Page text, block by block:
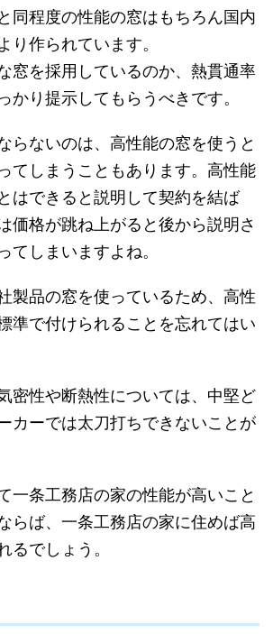
同程度の性能の窓はもちろん国内
り作られています。
窓を採用しているのか、熱貫通率
かり提示してもらうべきです。
らないのは、高性能の窓を使うと
てしまうこともあります。高性能
はできると説明して契約を結ば
価格が跳ね上がると後から説明さ
てしまいますよね。
製品の窓を使っているため、高性
準で付けられることを忘れてはい
密性や断熱性については、中堅ど
カーでは太刀打ちできないことが
一条工務店の家の性能が高いこと
らば、一条工務店の家に住めば高
るでしょう。